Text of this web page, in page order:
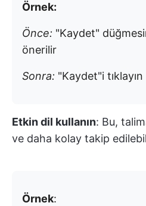
Örnek:
Önce: "Kaydet"
önerilir
Sonra: "Kaydet"i tıklayın
Etkin dil kullanın: Bu,
ve daha kolay takip
Örnek: